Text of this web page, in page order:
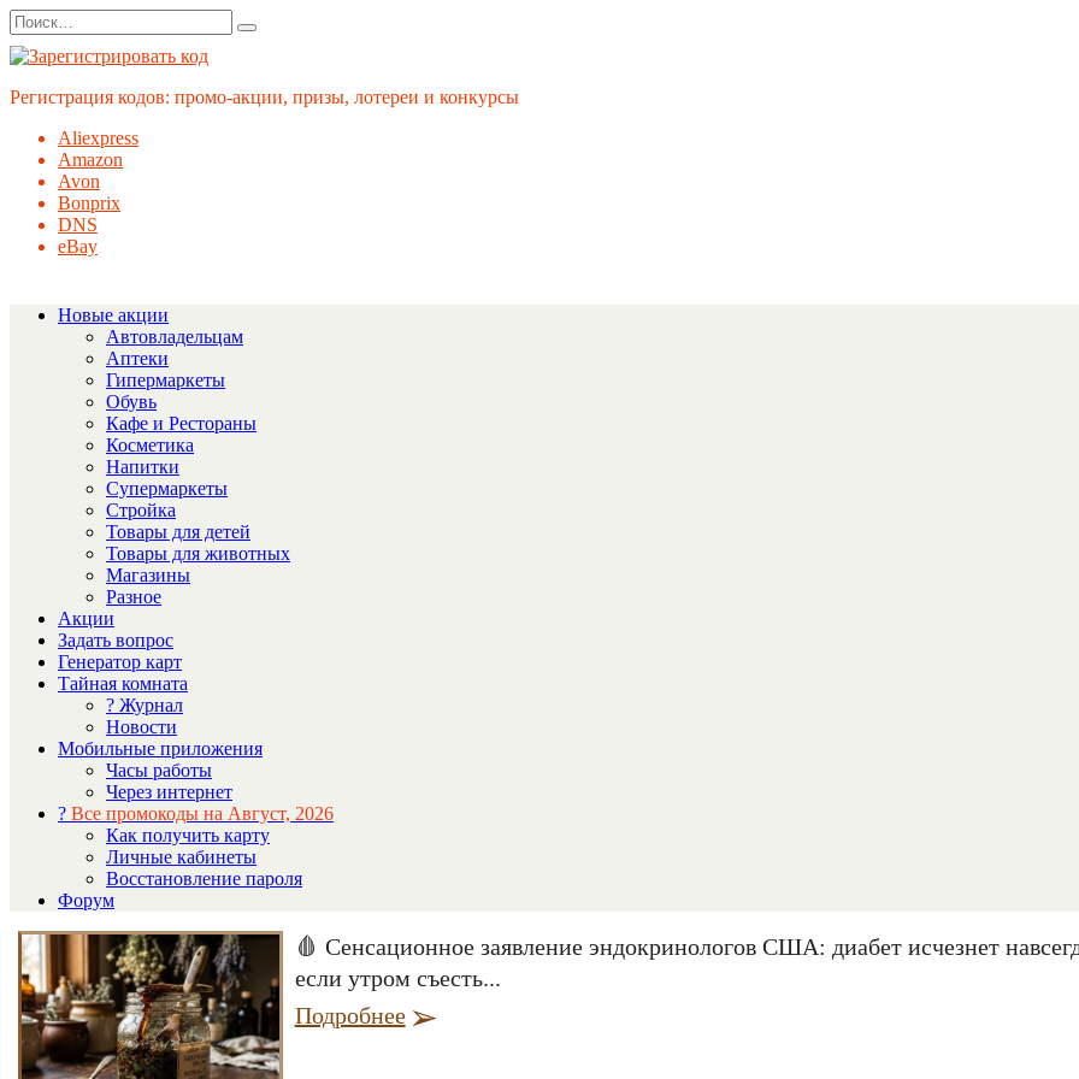
Перейти
к
содержанию
Search
for:
Регистрация кодов: промо-акции, призы, лотереи и конкурсы
Aliexpress
Amazon
Avon
Bonprix
DNS
eBay
Новые акции
Автовладельцам
Аптеки
Гипермаркеты
Обувь
Кафе и Рестораны
Косметика
Напитки
Супермаркеты
Стройка
Товары для детей
Товары для животных
Магазины
Разное
Акции
Задать вопрос
Генератор карт
Тайная комната
? Журнал
Новости
Мобильные приложения
Часы работы
Через интернет
? Все промокоды на Август, 2026
Как получить карту
Личные кабинеты
Восстановление пароля
Форум
🩸 Сенсационное заявление эндокринологов США: диабет исчезнет
если утром съесть...
Подробнее